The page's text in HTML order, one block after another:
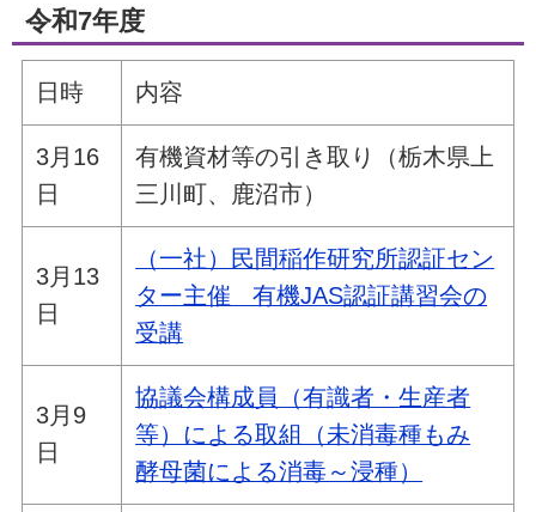
令和7年度
日時 内容
3月16
日
有機資材等の引き取り（栃木県上
三川町、鹿沼市）
3月13
日
（一社）民間稲作研究所認証セン
ター主催 有機JAS認証講習会の
受講
3月9
日
協議会構成員（有識者・生産者
等）による取組（未消毒種もみ
酵母菌による消毒～浸種）